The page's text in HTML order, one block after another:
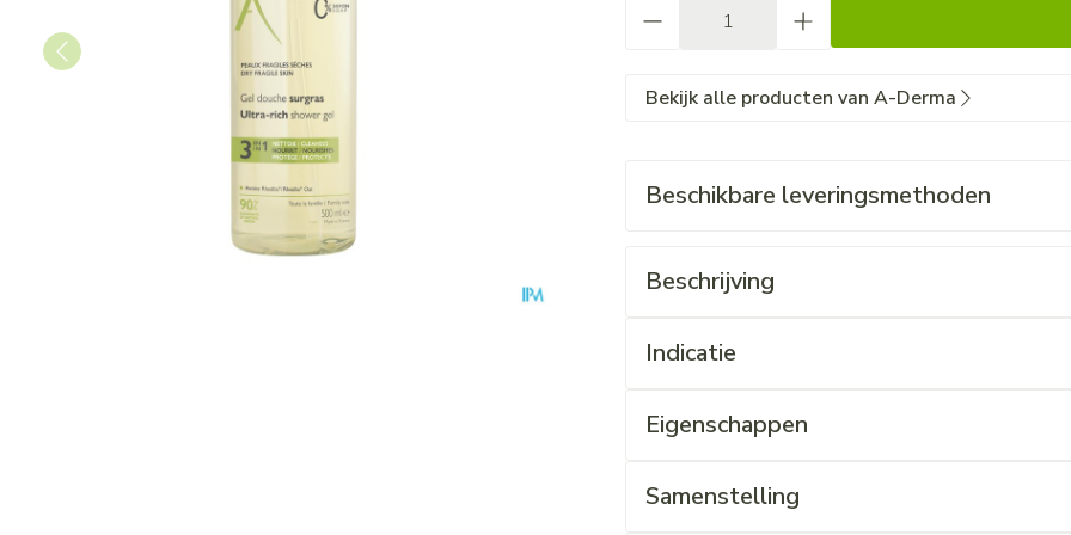
Bekijk alle producten van A-Derma
Beschikbare leveringsmethoden
Beschrijving
Indicatie
Eigenschappen
Samenstelling